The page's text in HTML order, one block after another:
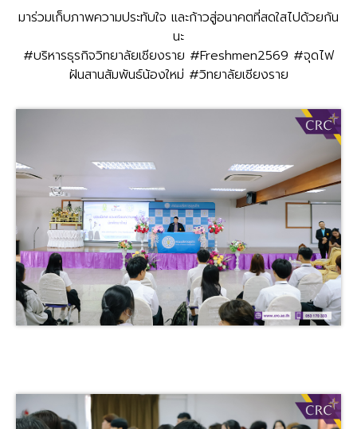
มาร่วมเก็บภาพความประทับใจ และก้าวสู่อนาคตที่สดใสไปด้วยกัน
นะ
#บริหารธุรกิจวิทยาลัยเชียงราย #Freshmen2569 #จุดไฟ
ฝันสานสัมพันธ์น้องใหม่ #วิทยาลัยเชียงราย